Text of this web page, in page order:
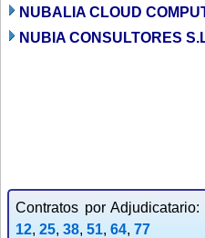
NUBALIA CLOUD
NUBIA CONSULTORES
Contratos por
12, 25, 38, 51, 64, 77